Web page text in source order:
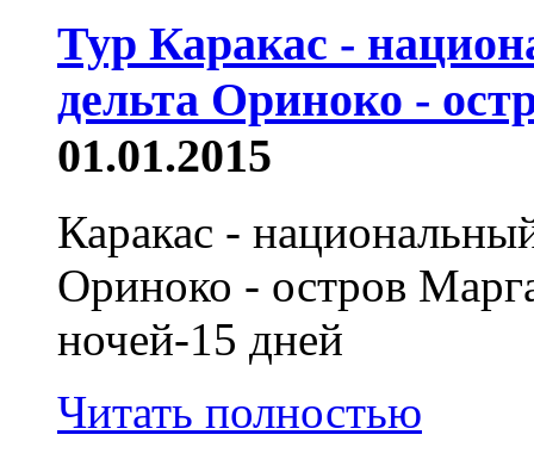
Тур Каракас -
дельта Ориноко -
01.01.2015
Каракас -
Ориноко - остров
ночей-15 дней
Читать полностью